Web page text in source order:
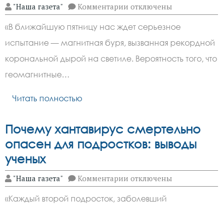
"Наша газета" Комментарии к
записи
буря
на
подходе:
Землю
накроет
отключены
«В ближайшую пятницу нас ждет серьезное
испытание — магнитная буря, вызванная рекордной
корональной дырой на светиле. Вероятность того, что
геомагнитные…
Читать полностью
Почему хантавирус смертельно
опасен для подростков: выводы
ученых
"Наша газета" Комментарии к
записи
Почему
хантавирус
отключены
«Каждый второй подросток, заболевший